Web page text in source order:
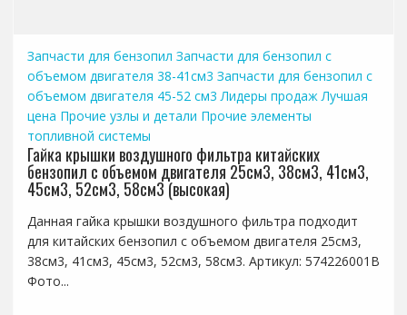
Запчасти для бензопил Запчасти для бензопил с
объемом двигателя 38-41см3 Запчасти для бензопил с
объемом двигателя 45-52 см3 Лидеры продаж Лучшая
цена Прочие узлы и детали Прочие элементы
топливной системы
Гайка крышки воздушного фильтра китайских
бензопил с объемом двигателя 25см3, 38см3, 41см3,
45см3, 52см3, 58см3 (высокая)
Данная гайка крышки воздушного фильтра подходит
для китайских бензопил с объемом двигателя 25см3,
38см3, 41см3, 45см3, 52см3, 58см3. Артикул: 574226001B
Фото...